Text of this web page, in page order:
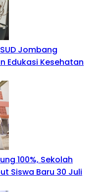
Jombang
Edukasi Kesehatan
100%, Sekolah
Siswa Baru 30 Juli